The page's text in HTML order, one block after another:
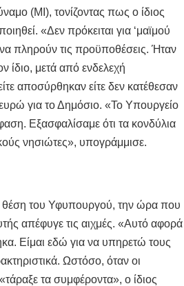
(ΜΙ), τονίζοντας πως ο ίδιος
«Δεν πρόκειται για ‘μαϊμού
πληρούν τις προϋποθέσεις. Ήταν
ίδιο, μετά από ενδελεχή
αποσύρθηκαν είτε δεν κατέθεσαν
για το Δημόσιο. «Το Υπουργείο
Εξασφαλίσαμε ότι τα κονδύλια
νησιώτες», υπογράμμισε.
θέση του Υφυπουργού, την ώρα που
απέφυγε τις αιχμές. «Αυτό αφορά
Είμαι εδώ για να υπηρετώ τους
Ωστόσο, όταν οι
τα συμφέροντα», ο ίδιος